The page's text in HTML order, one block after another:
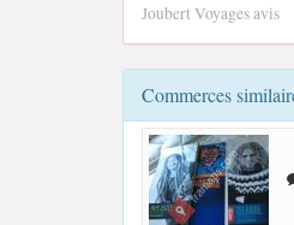
Joubert Voyages avis
Commerces